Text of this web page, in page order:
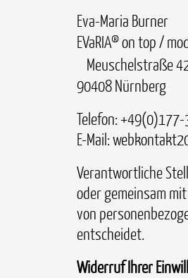
Eva-Maria Burner
EVaRIA® on top /
Meuschelstraße
90408 Nürnberg
Telefon:
E-Mail:
Verantwortliche
oder gemeinsam
von
entscheidet.
Widerruf Ihrer